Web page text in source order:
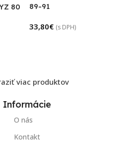
80
89-91
33,80€ (s DPH)
viac produktov
Informácie
O nás
Kontakt